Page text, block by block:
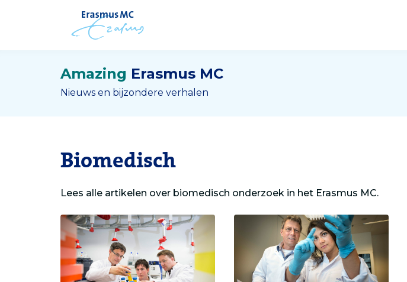
Amazing Erasmus MC
Nieuws en bijzondere verhalen
Biomedisch
Lees alle artikelen over biomedisch onderzoek in het Erasmus MC.